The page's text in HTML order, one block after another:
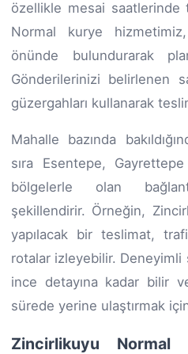
özellikle mesai saatlerinde
Normal kurye
önünde bulundurarak
Gönderilerinizi belirlenen
güzergahları kullanarak
Mahalle bazında
sıra Esentepe,
bölgelerle olan
şekillendirir. Örneğin,
yapılacak bir teslimat,
rotalar izleyebilir.
ince detayına kadar bilir
sürede yerine ulaştırmak
Zincirlikuyu